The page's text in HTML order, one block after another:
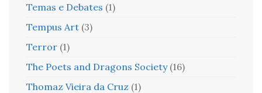
Temas e Debates (1)
Tempus Art (3)
Terror (1)
The Poets and Dragons Society (16)
Thomaz Vieira da Cruz (1)